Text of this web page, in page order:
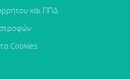
και ΠΠΔ
Cookies